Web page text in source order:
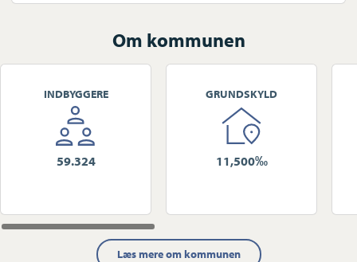
Om kommunen
INDBYGGERE
59.324
GRUNDSKYLD
11,500‰
Læs mere om kommunen